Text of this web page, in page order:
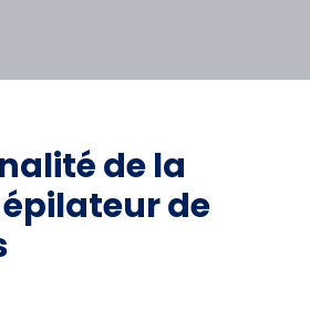
de la
de